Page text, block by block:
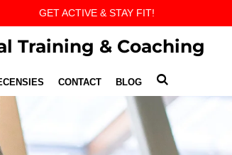
GET ACTIVE & STAY FIT!
Training & Coaching
CONTACT BLOG